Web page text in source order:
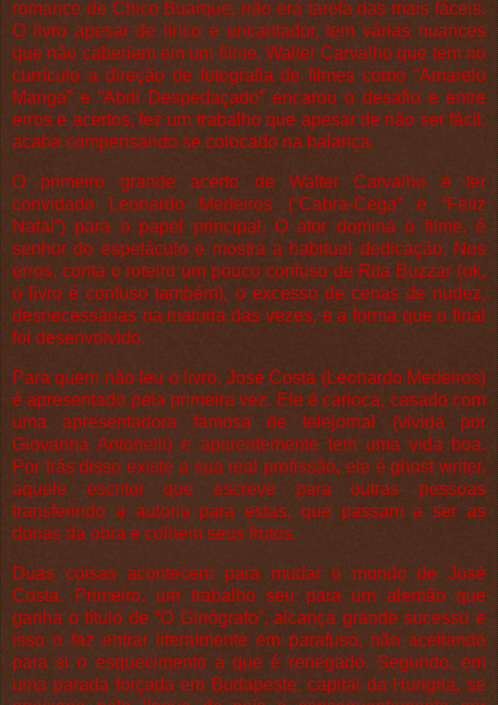
romance de Chico Buarque, não era tarefa das mais fáceis.
O livro apesar de lírico e encantador, tem várias nuances
que não caberiam em um filme. Walter Carvalho que tem no
currículo a direção de fotografia de filmes como “Amarelo
Manga” e “Abril Despedaçado” encarou o desafio e entre
erros e acertos, fez um trabalho que apesar de não ser fácil,
acaba compensando se colocado na balança.
O primeiro grande acerto de Walter Carvalho é ter
convidado Leonardo Medeiros (“Cabra-Cega” e “Feliz
Natal”) para o papel principal. O ator domina o filme, é
senhor do espetáculo e mostra a habitual dedicação. Nos
erros, conta o roteiro um pouco confuso de Rita Buzzar (ok,
o livro é confuso também), o excesso de cenas de nudez,
desnecessárias na maioria das vezes, e a forma que o final
foi desenvolvido.
Para quem não leu o livro, José Costa (Leonardo Medeiros)
é apresentado pela primeira vez. Ele é carioca, casado com
uma apresentadora famosa de telejornal (vivida por
Giovanna Antonelli) e aparentemente tem uma vida boa.
Por trás disso existe a sua real profissão, ele é ghost writer,
aquele escritor que escreve para outras pessoas
transferindo a autoria para estas, que passam a ser as
donas da obra e colhem seus frutos.
Duas coisas acontecem para mudar o mundo de José
Costa. Primeiro, um trabalho seu para um alemão que
ganha o título de “O Ginógrafo”, alcança grande sucesso e
isso o faz entrar literalmente em parafuso, não aceitando
para si o esquecimento a que é renegado. Segundo, em
uma parada forçada em Budapeste, capital da Hungria, se